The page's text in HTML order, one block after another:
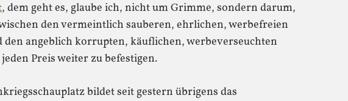
, dem geht es, glaube ich, nicht um Grimme, sondern darum,
den vermeintlich sauberen, ehrlichen, werbefreien
den angeblich korrupten, käuflichen, werbeverseuchten
Preis weiter zu befestigen.
bildet seit gestern übrigens das